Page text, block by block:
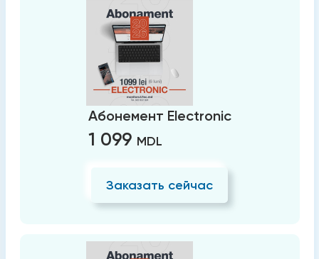
Абонемент Electronic
1 099 MDL
Заказать сейчас